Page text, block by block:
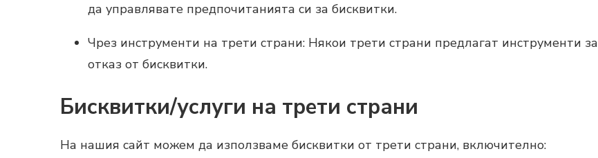
да управлявате предпочитанията си за бисквитки.
Чрез инструменти на трети страни: Някои трети страни предлагат инструменти за
отказ от бисквитки.
Бисквитки/услуги на трети страни
На нашия сайт можем да използваме бисквитки от трети страни, включително: